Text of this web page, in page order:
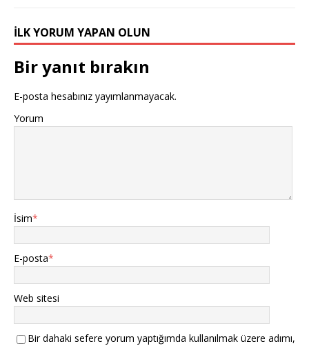
İLK YORUM YAPAN OLUN
Bir yanıt bırakın
E-posta hesabınız yayımlanmayacak.
Yorum
İsim*
E-posta*
Web sitesi
Bir dahaki sefere yorum yaptığımda kullanılmak üzere adımı,